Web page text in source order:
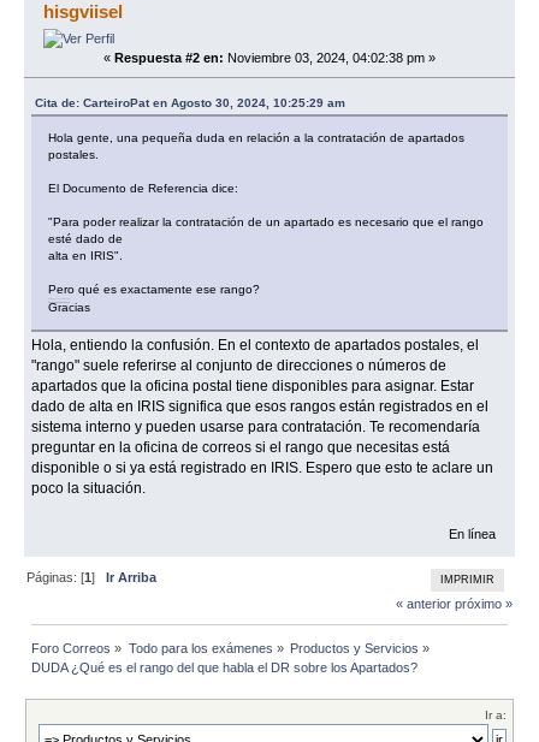
hisgviisel
« Respuesta #2 en: Noviembre 03, 2024, 04:02:38 pm »
Cita de: CarteiroPat en Agosto 30, 2024, 10:25:29 am
Hola gente, una pequeña duda en relación a la contratación de apartados
postales.
El Documento de Referencia dice:
"Para poder realizar la contratación de un apartado es necesario que el rango
esté dado de
alta en IRIS".
Pero qué es exactamente ese rango?
Gracias
Hola, entiendo la confusión. En el contexto de apartados postales, el
"rango" suele referirse al conjunto de direcciones o números de
apartados que la oficina postal tiene disponibles para asignar. Estar
dado de alta en IRIS significa que esos rangos están registrados en el
sistema interno y pueden usarse para contratación. Te recomendaría
preguntar en la oficina de correos si el rango que necesitas está
disponible o si ya está registrado en IRIS. Espero que esto te aclare un
poco la situación.
En línea
IMPRIMIR
Páginas: [1]
Ir Arriba
« anterior próximo »
Foro Correos » Todo para los exámenes » Productos y Servicios »
DUDA ¿Qué es el rango del que habla el DR sobre los Apartados?
Ir a: